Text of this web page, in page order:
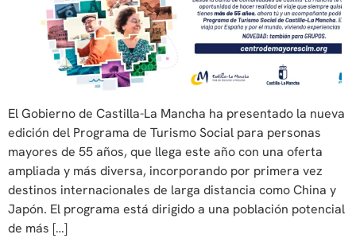
El Gobierno de Castilla-La Mancha ha presentado la nueva
edición del Programa de Turismo Social para personas
mayores de 55 años, que llega este año con una oferta
ampliada y más diversa, incorporando por primera vez
destinos internacionales de larga distancia como China y
Japón. El programa está dirigido a una población potencial
de más […]